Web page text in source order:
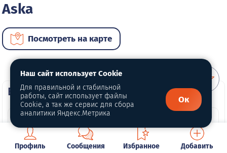
Aska
Посмотреть на карте
ВИП автомобили
Профиль Сообщения Избранное Добавить
Наш сайт использует Cookie
Для правильной и стабильной
работы, сайт использует файлы
Cookie, а так же сервис для сбора
аналитики Яндекс.Метрика
Ок